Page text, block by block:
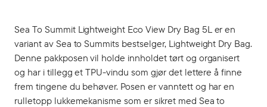
Sea To Summit Lightweight Eco View Dry Bag 5L er en
variant av Sea to Summits bestselger, Lightweight Dry Bag.
Denne pakkposen vil holde innholdet tørt og organisert
og har i tillegg et TPU-vindu som gjør det lettere å finne
frem tingene du behøver. Posen er vanntett og har en
rulletopp lukkemekanisme som er sikret med Sea to